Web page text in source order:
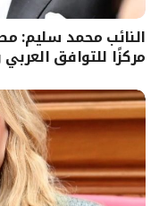
النائب محمد سليم:
مركزًا للتوافق